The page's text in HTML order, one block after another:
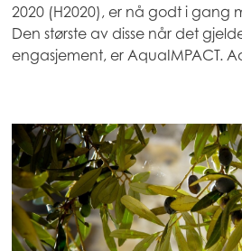
Mowi Germany
Mowi Ireland
Mowi Netherlands
Mowi Norway ACTIVE
Mowi Poland
Mowi Scotland
Fortsett
2020 (H2020), er nå godt i gang
Den største av disse når det
engasjement, er AquaIMPACT.